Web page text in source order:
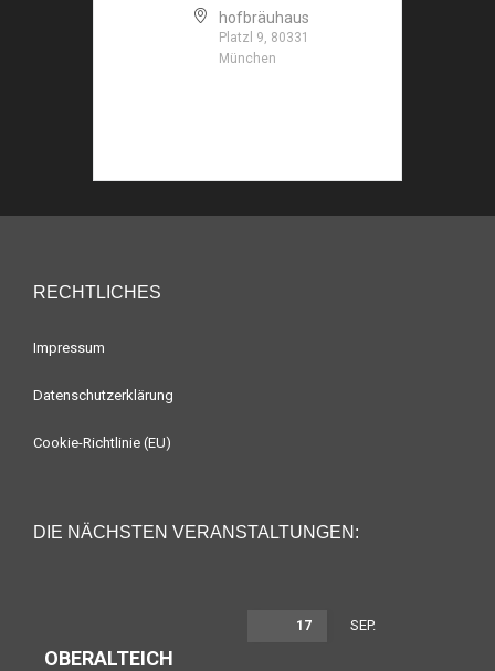
hofbräuhaus
Platzl 9, 80331
München
RECHTLICHES
Impressum
Datenschutzerklärung
Cookie-Richtlinie (EU)
DIE NÄCHSTEN VERANSTALTUNGEN:
17 SEP.
OBERALTEICH